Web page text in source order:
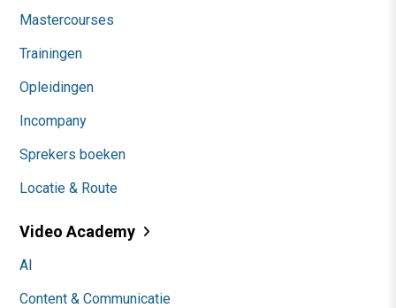
Mastercourses
Trainingen
Opleidingen
Incompany
Sprekers boeken
Locatie & Route
Video Academy
AI
Content & Communicatie